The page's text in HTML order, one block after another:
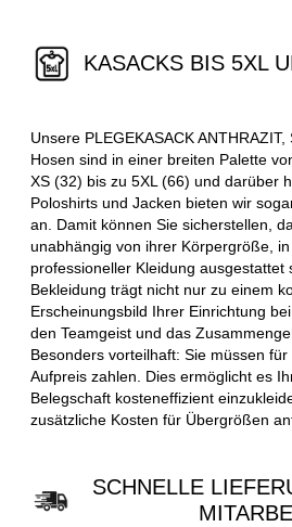
KASACKS BIS 5XL
Unsere PLEGEKASACK
Hosen sind in einer breiten Palette
XS (32) bis zu 5XL (66) und darüber
Poloshirts und Jacken bieten wir
an. Damit können Sie sicherstellen,
unabhängig von ihrer Körpergröße,
professioneller Kleidung ausgestattet
Bekleidung trägt nicht nur zu einem
Erscheinungsbild Ihrer Einrichtung
den Teamgeist und das
Besonders vorteilhaft: Sie müssen
Aufpreis zahlen. Dies ermöglicht es
Belegschaft kosteneffizient
zusätzliche Kosten für Übergrößen
SCHNELLE